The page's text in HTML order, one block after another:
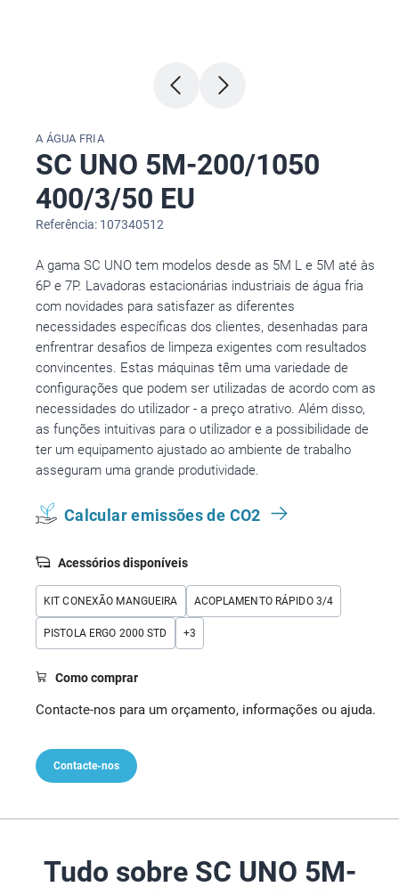
A ÁGUA FRIA
SC UNO 5M-200/1050
400/3/50 EU
Referência: 107340512
A gama SC UNO tem modelos desde as 5M L e 5M até às
6P e 7P. Lavadoras estacionárias industriais de água fria
com novidades para satisfazer as diferentes
necessidades específicas dos clientes, desenhadas para
enfrentrar desafios de limpeza exigentes com resultados
convincentes. Estas máquinas têm uma variedade de
configurações que podem ser utilizadas de acordo com as
necessidades do utilizador - a preço atrativo. Além disso,
as funções intuitivas para o utilizador e a possibilidade de
ter um equipamento ajustado ao ambiente de trabalho
asseguram uma grande produtividade.
Calcular emissões de CO2
Acessórios disponíveis
KIT CONEXÃO MANGUEIRA ACOPLAMENTO RÁPIDO 3/4
PISTOLA ERGO 2000 STD +3
Como comprar
Contacte-nos para um orçamento, informações ou ajuda.
Contacte-nos
Tudo sobre SC UNO 5M-